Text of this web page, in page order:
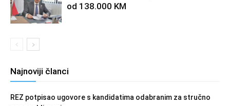
od 138.000 KM
Najnoviji članci
REZ potpisao ugovore s kandidatima odabranim za stručno